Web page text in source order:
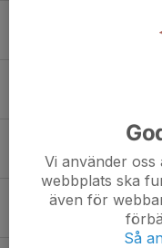
Inga
24 jul 2025 0
Jul- och
13 dec 2024
Vi använder
webbplats ska
även för
Så